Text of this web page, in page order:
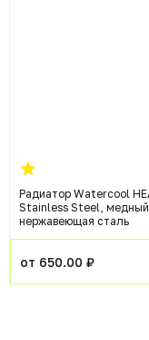
Радиатор Watercool
Stainless Steel,
нержавеющая сталь
от 650.00 ₽